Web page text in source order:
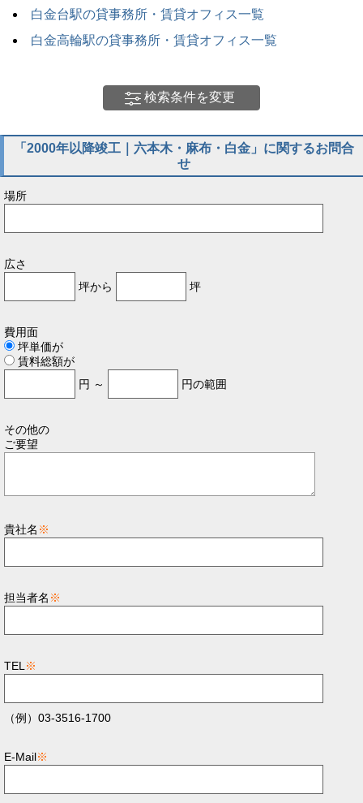
白金台駅の貸事務所・賃貸オフィス一覧
白金高輪駅の貸事務所・賃貸オフィス一覧
検索条件を変更
「2000年以降竣工｜六本木・麻布・白金」に関するお問合
せ
場所
広さ
坪から
坪
費用面
坪単価が
賃料総額が
円 ～
円の範囲
その他の
ご要望
貴社名 ※
担当者名 ※
TEL ※
（例）03-3516-1700
E-Mail※